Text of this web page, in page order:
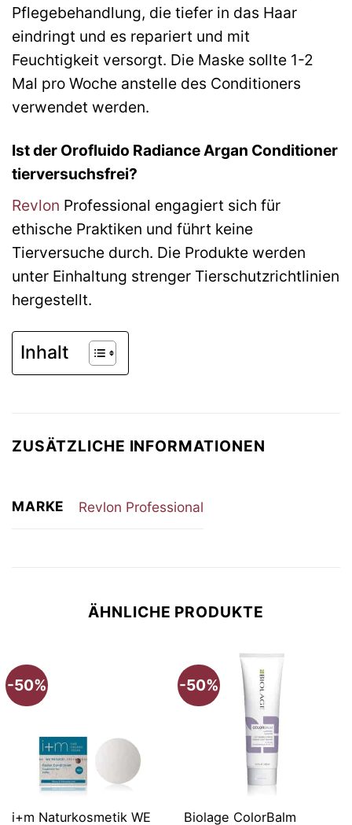
Pflegebehandlung, die tiefer in das Haar
eindringt und es repariert und mit
Feuchtigkeit versorgt. Die Maske sollte 1-2
Mal pro Woche anstelle des Conditioners
verwendet werden.
Ist der Orofluido Radiance Argan Conditioner
tierversuchsfrei?
Revlon Professional engagiert sich für
ethische Praktiken und führt keine
Tierversuche durch. Die Produkte werden
unter Einhaltung strenger Tierschutzrichtlinien
hergestellt.
Inhalt
ZUSÄTZLICHE INFORMATIONEN
MARKE Revlon Professional
ÄHNLICHE PRODUKTE
-50%
i+m Naturkosmetik WE
-50%
Biolage ColorBalm